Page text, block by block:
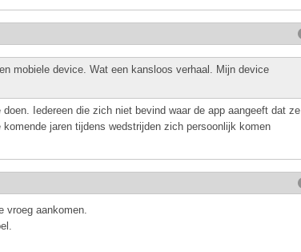
mobiele device. Wat een kansloos verhaal. Mijn device
Iedereen die zich niet bevind waar de app aangeeft dat ze
jaren tijdens wedstrijden zich persoonlijk komen
vroeg aankomen.